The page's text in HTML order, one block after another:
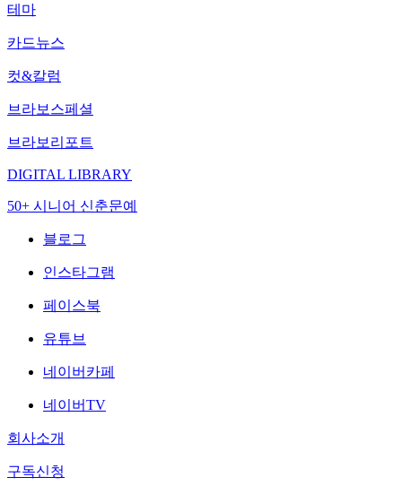
테마
카드뉴스
컷&칼럼
브라보스페셜
브라보리포트
DIGITAL LIBRARY
50+ 시니어 신춘문예
블로그
인스타그램
페이스북
유튜브
네이버카페
네이버TV
회사소개
구독신청